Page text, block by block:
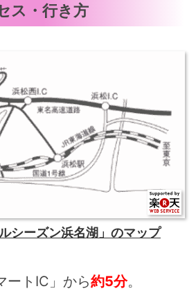
ス・行き方
シーズン浜名湖」のマップ
ートIC」から約5分。